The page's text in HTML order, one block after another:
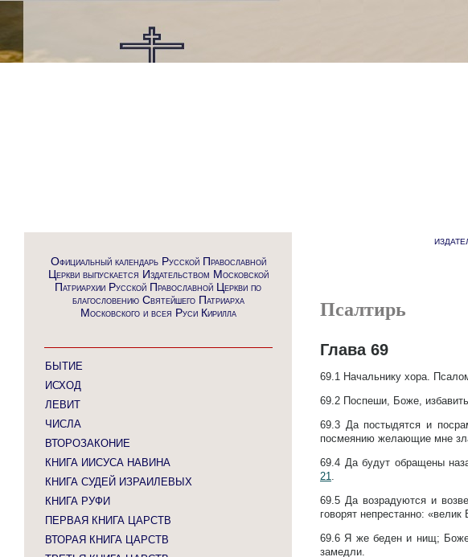
Официальный календарь Русской Православной
Церкви выпускается Издательством Московской
Патриархии Русской Православной Церкви по
благословению Святейшего Патриарха
Московского и всея Руси Кирилла
БЫТИЕ
ИСХОД
ЛЕВИТ
ЧИСЛА
ВТОРОЗАКОНИЕ
КНИГА ИИСУСА НАВИНА
КНИГА СУДЕЙ ИЗРАИЛЕВЫХ
КНИГА РУФИ
ПЕРВАЯ КНИГА ЦАРСТВ
ВТОРАЯ КНИГА ЦАРСТВ
Псалтирь
Глава 69
69.1 Начальнику хора.
69.2 Поспеши, Боже,
69.3 Да постыдятся и
посмеянию желающие мне
69.4 Да будут обращены
21.
69.5Да возрадуются и
говорят непрестанно: «велик
69.6Я же беден и нищ;
замедли.